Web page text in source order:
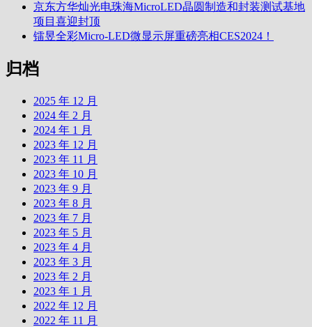
京东方华灿光电珠海MicroLED晶圆制造和封装测试基地
项目喜迎封顶
镭昱全彩Micro-LED微显示屏重磅亮相CES2024！
归档
2025 年 12 月
2024 年 2 月
2024 年 1 月
2023 年 12 月
2023 年 11 月
2023 年 10 月
2023 年 9 月
2023 年 8 月
2023 年 7 月
2023 年 5 月
2023 年 4 月
2023 年 3 月
2023 年 2 月
2023 年 1 月
2022 年 12 月
2022 年 11 月